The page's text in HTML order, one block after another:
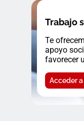
Trabajo
Te
apoyo
favorecer
Acceder